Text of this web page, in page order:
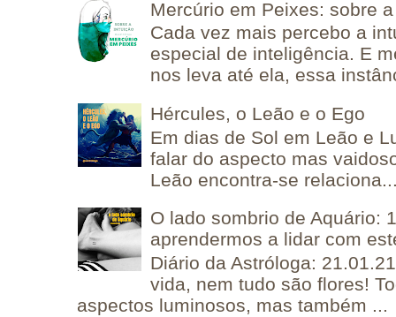
Mercúrio em Peixes: sobre
Cada vez mais percebo a
especial de inteligência. E
nos leva até ela, essa
Hércules, o Leão e o Ego
Em dias de Sol em Leão e
falar do aspecto mas
Leão encontra-se
O lado sombrio de Aquário:
aprendermos a lidar com
Diário da Astróloga:
vida, nem tudo são flores!
aspectos luminosos, mas também ...